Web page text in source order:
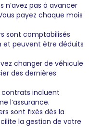
n’avez pas à avancer
payez chaque mois
sont comptabilisés
et peuvent être déduits
changer de véhicule
des dernières
contrats incluent
l’assurance.
sont fixés dès la
la gestion de votre